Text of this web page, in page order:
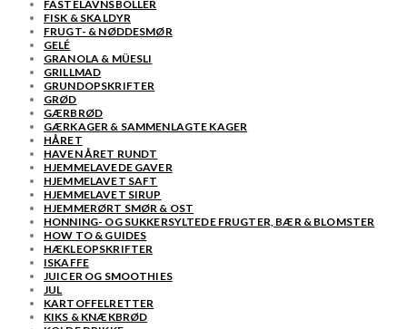
FASTELAVNSBOLLER
FISK & SKALDYR
FRUGT- & NØDDESMØR
GELÉ
GRANOLA & MÜESLI
GRILLMAD
GRUNDOPSKRIFTER
GRØD
GÆRBRØD
GÆRKAGER & SAMMENLAGTE KAGER
HÅRET
HAVEN ÅRET RUNDT
HJEMMELAVEDE GAVER
HJEMMELAVET SAFT
HJEMMELAVET SIRUP
HJEMMERØRT SMØR & OST
HONNING- OG SUKKERSYLTEDE FRUGTER, BÆR & BLOMSTER
HOW TO & GUIDES
HÆKLEOPSKRIFTER
ISKAFFE
JUICER OG SMOOTHIES
JUL
KARTOFFELRETTER
KIKS & KNÆKBRØD